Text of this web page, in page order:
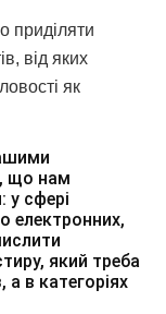
приділяти
від яких
як
що нам
у сфері
електронних,
який треба
а в категоріях